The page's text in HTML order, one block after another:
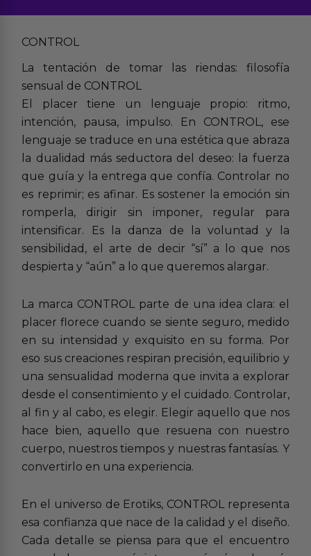
CONTROL
La tentación de tomar las riendas: filosofía
sensual de CONTROL
El placer tiene un lenguaje propio: ritmo,
intención, pausa, impulso. En CONTROL, ese
lenguaje se traduce en una estética que abraza
la dualidad más seductora del deseo: la fuerza
que guía y la entrega que confía. Controlar no
es reprimir; es afinar. Es sostener la emoción sin
romperla, dirigir sin imponer, regular para
intensificar. Es la danza de la voluntad y la
sensibilidad, el arte de decir “sí” a lo que nos
despierta y “aún” a lo que queremos alargar.
La marca CONTROL parte de una idea clara: el
placer florece cuando se siente seguro, medido
en su intensidad y exquisito en su forma. Por
eso sus creaciones respiran precisión, equilibrio y
una sensualidad moderna que invita a explorar
desde el consentimiento y el cuidado. Controlar,
al fin y al cabo, es elegir. Elegir aquello que nos
hace bien, aquello que resuena con nuestro
cuerpo, nuestros tiempos y nuestras fantasías. Y
convertirlo en una experiencia.
En el universo de Erotiks, CONTROL representa
esa confianza que nace de la calidad y el diseño.
Cada detalle se piensa para que el encuentro